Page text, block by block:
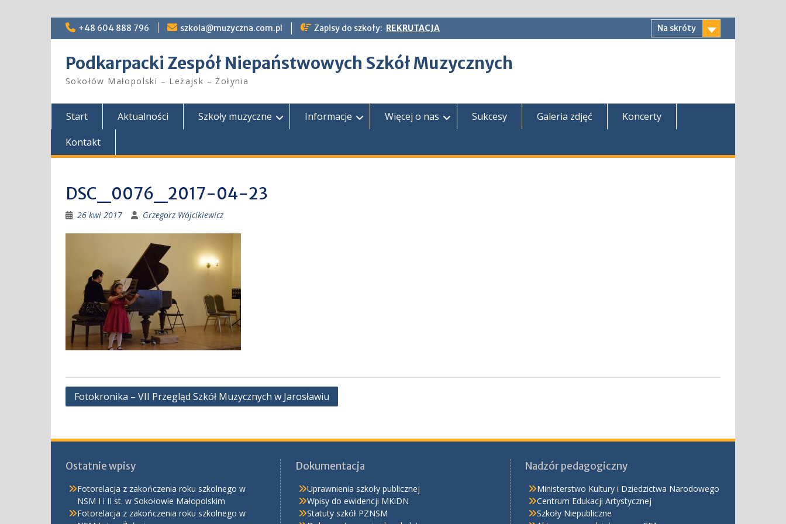
Skip
+48 604 888 796 szkola@muzyczna.com.pl Zapisy do szkoły: REKRUTACJA Na skróty
Podkarpacki Zespół Niepaństwowych Szkół Muzycznych
Sokołów Małopolski – Leżajsk – Żołynia
Start Aktualności Szkoły muzyczne Informacje Więcej o nas Sukcesy Galeria zdjęć
Koncerty
Kontakt
DSC_0076_2017-04-23
26 kwi 2017 Grzegorz Wójcikiewicz
Nawigacja
Fotokronika – VII Przegląd Szkół Muzycznych w Jarosławiu
Ostatnie wpisy
Fotorelacja z zakończenia roku szkolnego w
NSM I i II st. w Sokołowie Małopolskim
Fotorelacja z zakończenia roku szkolnego w
Dokumentacja
Uprawnienia szkoły publicznej
Wpisy do ewidencji MKiDN
Statuty szkół PZNSM
Nadzór pedagogiczny
Ministerstwo Kultury i Dziedzictwa Narodowego
Centrum Edukacji Artystycznej
Szkoły Niepubliczne